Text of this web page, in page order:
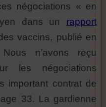
négociations « en
dans un rapport
vaccins, publié en
n’avons reçu
les négociations
important contrat de
33. La gardienne